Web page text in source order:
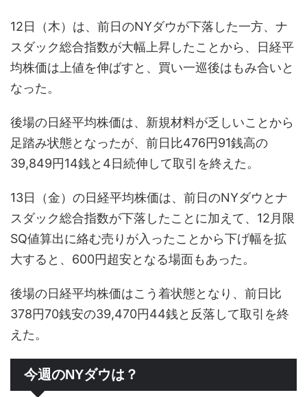
12日（木）は、前日のNYダウが下落した一方、ナ
スダック総合指数が大幅上昇したことから、日経平
均株価は上値を伸ばすと、買い一巡後はもみ合いと
なった。
後場の日経平均株価は、新規材料が乏しいことから
足踏み状態となったが、前日比476円91銭高の
39,849円14銭と4日続伸して取引を終えた。
13日（金）の日経平均株価は、前日のNYダウとナ
スダック総合指数が下落したことに加えて、12月限
SQ値算出に絡む売りが入ったことから下げ幅を拡
大すると、600円超安となる場面もあった。
後場の日経平均株価はこう着状態となり、前日比
378円70銭安の39,470円44銭と反落して取引を終
えた。
今週のNYダウは？